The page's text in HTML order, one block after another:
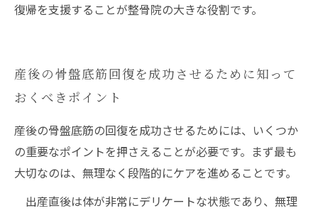
復帰を支援することが整骨院の大きな役割です。
産後の骨盤底筋回復を成功させるために知って
おくべきポイント
産後の骨盤底筋の回復を成功させるためには、いくつか
の重要なポイントを押さえることが必要です。まず最も
大切なのは、無理なく段階的にケアを進めることです。
出産直後は体が非常にデリケートな状態であり、無理